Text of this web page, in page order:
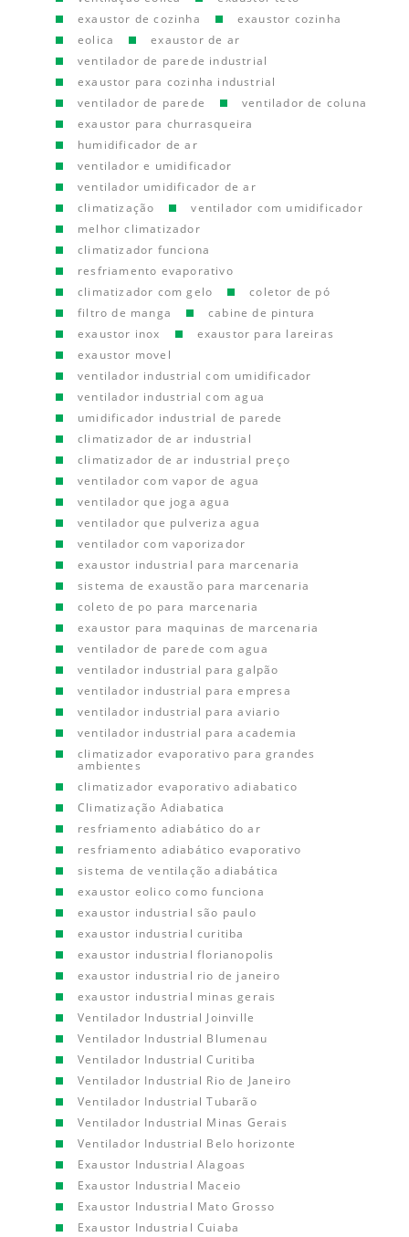
exaustor de cozinha
exaustor cozinha
eolica
exaustor de ar
ventilador de parede industrial
exaustor para cozinha industrial
ventilador de parede
ventilador de coluna
exaustor para churrasqueira
humidificador de ar
ventilador e umidificador
ventilador umidificador de ar
climatização
ventilador com umidificador
melhor climatizador
climatizador funciona
resfriamento evaporativo
climatizador com gelo
coletor de pó
filtro de manga
cabine de pintura
exaustor inox
exaustor para lareiras
exaustor movel
ventilador industrial com umidificador
ventilador industrial com agua
umidificador industrial de parede
climatizador de ar industrial
climatizador de ar industrial preço
ventilador com vapor de agua
ventilador que joga agua
ventilador que pulveriza agua
ventilador com vaporizador
exaustor industrial para marcenaria
sistema de exaustão para marcenaria
coleto de po para marcenaria
exaustor para maquinas de marcenaria
ventilador de parede com agua
ventilador industrial para galpão
ventilador industrial para empresa
ventilador industrial para aviario
ventilador industrial para academia
climatizador evaporativo para grandes
ambientes
climatizador evaporativo adiabatico
Climatização Adiabatica
resfriamento adiabático do ar
resfriamento adiabático evaporativo
sistema de ventilação adiabática
exaustor eolico como funciona
exaustor industrial são paulo
exaustor industrial curitiba
exaustor industrial florianopolis
exaustor industrial rio de janeiro
exaustor industrial minas gerais
Ventilador Industrial Joinville
Ventilador Industrial Blumenau
Ventilador Industrial Curitiba
Ventilador Industrial Rio de Janeiro
Ventilador Industrial Tubarão
Ventilador Industrial Minas Gerais
Ventilador Industrial Belo horizonte
Exaustor Industrial Alagoas
Exaustor Industrial Maceio
Exaustor Industrial Mato Grosso
Exaustor Industrial Cuiaba